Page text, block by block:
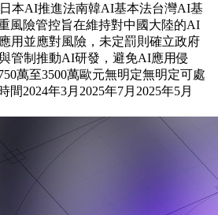
本AI推進法南韓AI基本法台灣AI基
風險管控旨在維持對中國大陸的AI
用並應對風險，未定罰則確立政府
管制推動AI研發，避免AI應用侵
萬至3500萬歐元無明定無明定可處
間2024年3月2025年7月2025年5月